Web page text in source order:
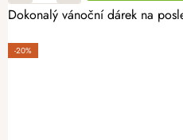
Dokonalý vánoční dárek na
-20%